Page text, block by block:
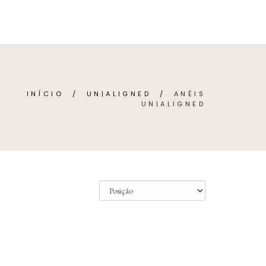
INÍCIO / UN|ALIGNED / ANÉIS
UN|ALIGNED